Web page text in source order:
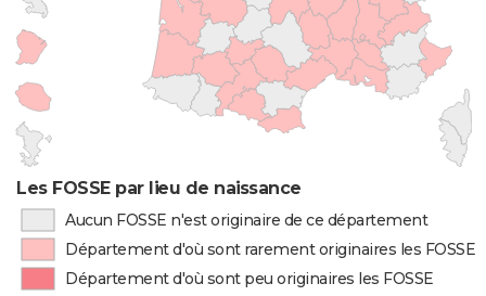
Les FOSSE par lieu de naissance
Aucun FOSSE n'est originaire de ce département
Département d'où sont rarement originaires les FOSSE
Département d'où sont peu originaires les FOSSE